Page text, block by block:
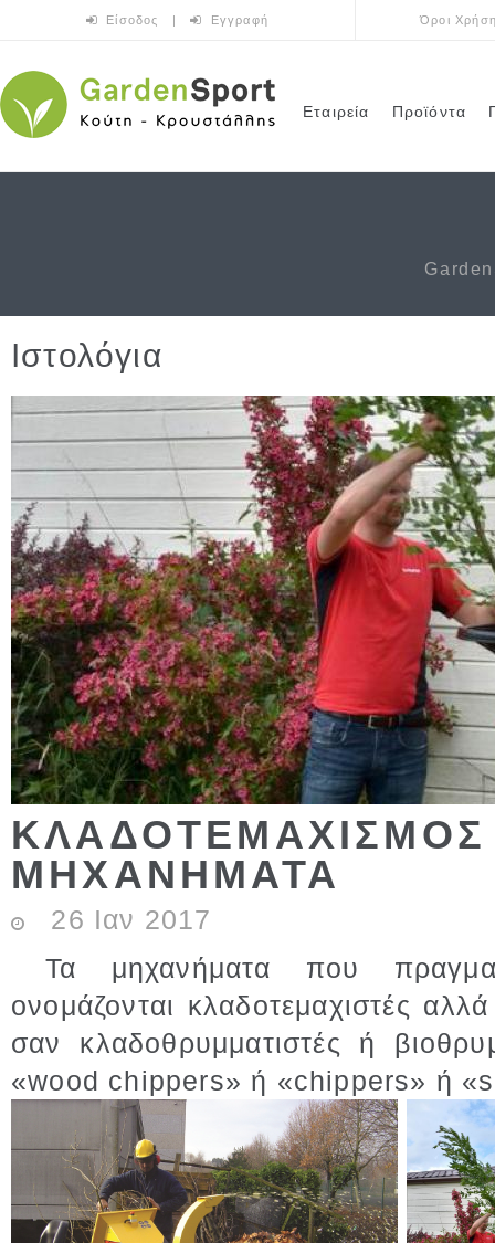
Είσοδος | Εγγραφή Όροι
Εταιρεία Προϊόντα
Ιστολόγια
ΜΗΧΑΝΗΜΑΤΑ
26 Ιαν 2017
Τα μηχανήματα που
ονομάζονται κλαδοτεμαχιστές
σαν κλαδοθρυμματιστές ή
«wood chippers» ή «chippers» ή